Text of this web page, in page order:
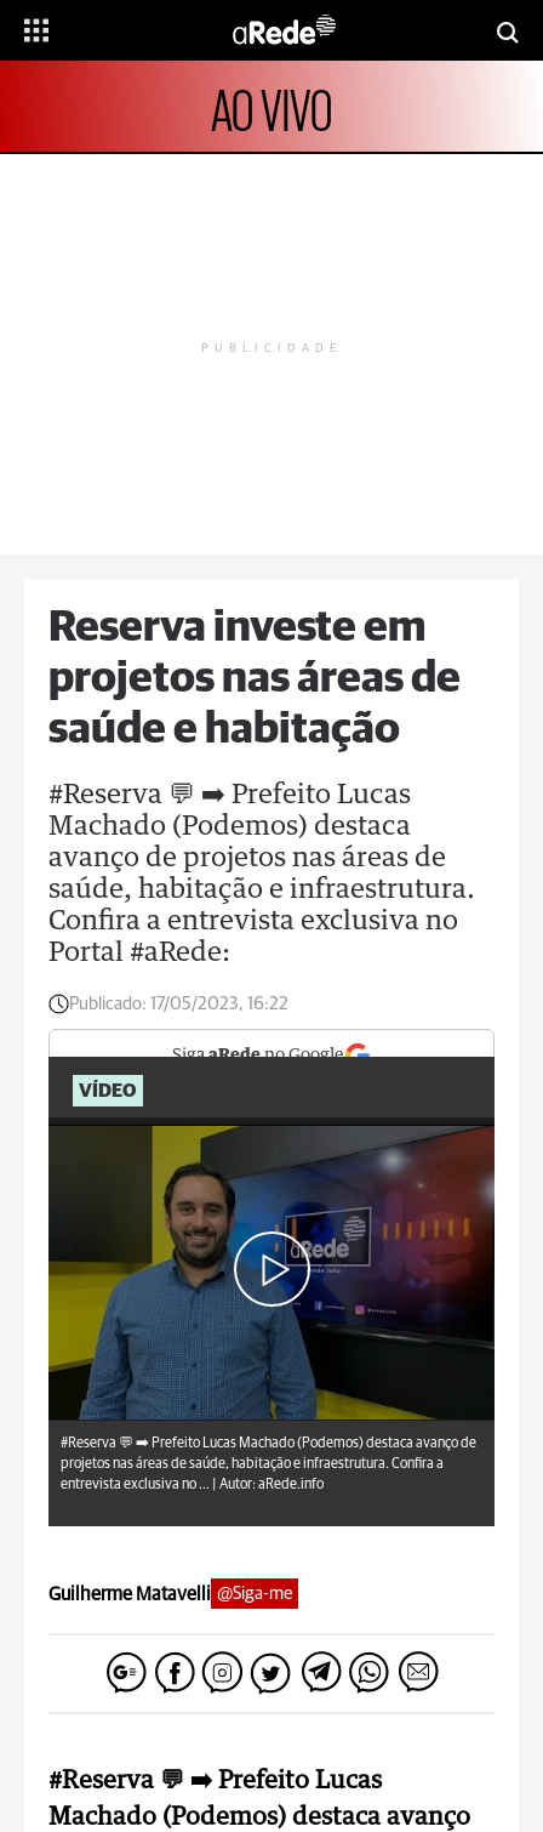
AO VIVO
PUBLICIDADE
Reserva investe em
projetos nas áreas de
saúde e habitação
#Reserva 💬 ➡️ Prefeito Lucas
Machado (Podemos) destaca
avanço de projetos nas áreas de
saúde, habitação e infraestrutura.
Confira a entrevista exclusiva no
Portal #aRede:
Publicado: 17/05/2023, 16:22
SigaaRedeno Google
VÍDEO
#Reserva 💬 ➡️ Prefeito Lucas Machado (Podemos) destaca avanço de
projetos nas áreas de saúde, habitação e infraestrutura. Confira a
entrevista exclusiva no ... |
Autor: aRede.info
Guilherme Matavelli @Siga-me
#Reserva 💬 ➡️ Prefeito Lucas
Machado (Podemos) destaca avanço